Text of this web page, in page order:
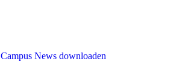
Campus News downloaden